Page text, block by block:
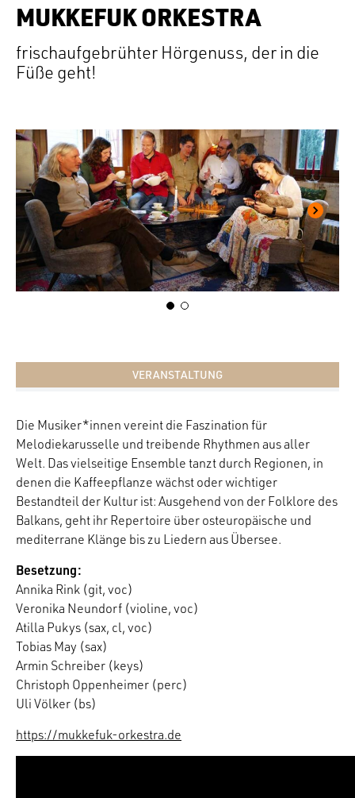
MUKKEFUK ORKESTRA
frischaufgebrühter Hörgenuss, der in die
Füße geht!
VERANSTALTUNG
Die Musiker*innen vereint die Faszination für
Melodiekarusselle und treibende Rhythmen aus aller
Welt. Das vielseitige Ensemble tanzt durch Regionen, in
denen die Kaffeepflanze wächst oder wichtiger
Bestandteil der Kultur ist: Ausgehend von der Folklore des
Balkans, geht ihr Repertoire über osteuropäische und
mediterrane Klänge bis zu Liedern aus Übersee.
Besetzung:
Annika Rink (git, voc)
Veronika Neundorf (violine, voc)
Atilla Pukys (sax, cl, voc)
Tobias May (sax)
Armin Schreiber (keys)
Christoph Oppenheimer (perc)
Uli Völker (bs)
https://mukkefuk-orkestra.de